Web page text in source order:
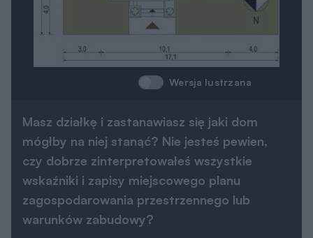
Wersja lustrzana
Masz działkę i zastanawiasz się jaki dom
mógłby na niej stanąć? Nie jesteś pewien,
czy dobrze zinterpretowałeś wszystkie
wskaźniki i zapisy miejscowego planu
zagospodarowania przestrzennego lub
warunków zabudowy?